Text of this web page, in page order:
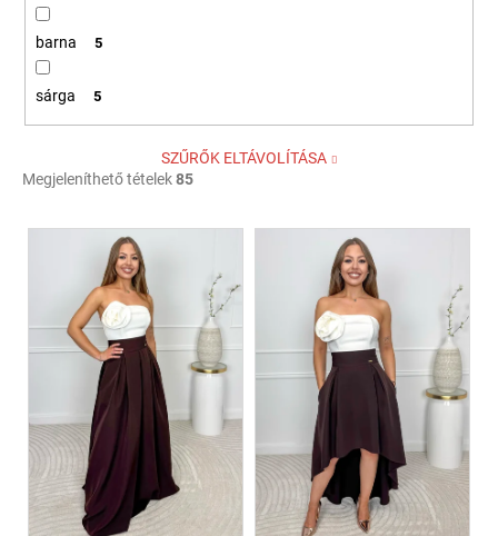
barna 5
sárga 5
SZŰRŐK ELTÁVOLÍTÁSA
Megjeleníthető tételek85
T
m
é
k